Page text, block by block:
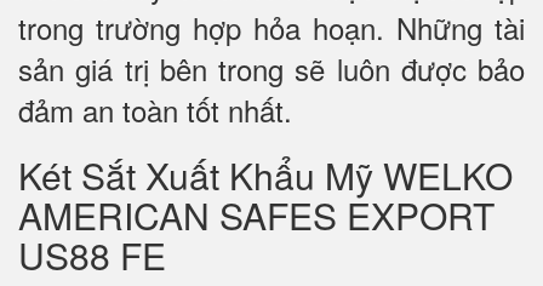
trong trường hợp hỏa hoạn. Những tài
sản giá trị bên trong sẽ luôn được bảo
đảm an toàn tốt nhất.
Két Sắt Xuất Khẩu Mỹ WELKO
AMERICAN SAFES EXPORT
US88 FE